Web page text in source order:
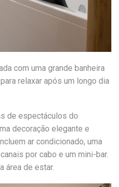
com uma grande banheira
relaxar após um longo dia
de espectáculos do
decoração elegante e
ar condicionado, uma
por cabo e um mini-bar.
área de estar.